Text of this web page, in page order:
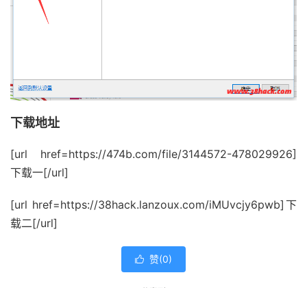
下载地址
[url href=https://474b.com/file/3144572-478029926]
下载一[/url]
[url href=https://38hack.lanzoux.com/iMUvcjy6pwb]下
载二[/url]
 赞(0)